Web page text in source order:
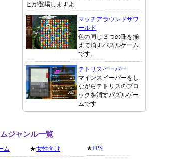
ビが登場しますよ
マッチアラウンドザワ
ールド
色の同じ３つの珠を揃
えて消すパズルゲーム
です。
テトリスイーパー
マインスイーパーをし
ながらテトリスのブロ
ックを消すパズルゲー
ムです
ジャンル一覧
ム ★女性向け ★FPS